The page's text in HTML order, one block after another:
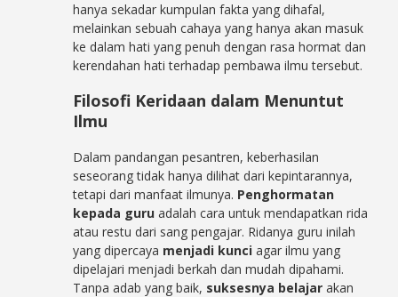
hanya sekadar kumpulan fakta yang dihafal,
melainkan sebuah cahaya yang hanya akan masuk
ke dalam hati yang penuh dengan rasa hormat dan
kerendahan hati terhadap pembawa ilmu tersebut.
Filosofi Keridaan dalam Menuntut
Ilmu
Dalam pandangan pesantren, keberhasilan
seseorang tidak hanya dilihat dari kepintarannya,
tetapi dari manfaat ilmunya. Penghormatan
kepada guru adalah cara untuk mendapatkan rida
atau restu dari sang pengajar. Ridanya guru inilah
yang dipercaya menjadi kunci agar ilmu yang
dipelajari menjadi berkah dan mudah dipahami.
Tanpa adab yang baik, suksesnya belajar akan